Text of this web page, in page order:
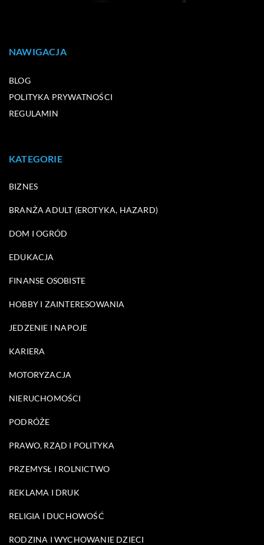
NAWIGACJA
BLOG
POLITYKA PRYWATNOŚCI
REGULAMIN
KATEGORIE
BIZNES
BRANŻA ADULT (EROTYKA, HAZARD)
DOM I OGRÓD
EDUKACJA
FINANSE OSOBISTE
HOBBY I ZAINTERESOWANIA
JEDZENIE I NAPOJE
KARIERA
MOTORYZACJA
NIERUCHOMOŚCI
PODRÓŻE
PRAWO, RZĄD I POLITYKA
PRZEMYSŁ I ROLNICTWO
REKLAMA I DRUK
RELIGIA I DUCHOWOŚĆ
RODZINA I WYCHOWANIE DZIECI